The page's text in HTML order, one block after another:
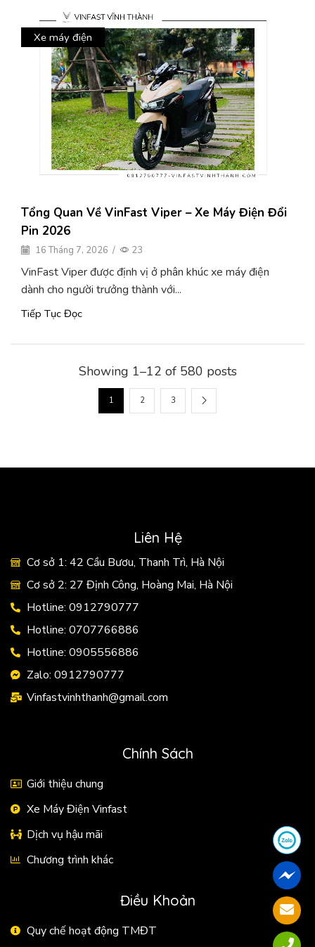
Xe máy điện
Tổng Quan Về VinFast Viper – Xe Máy Điện Đổi
Pin 2026
16 Tháng 7, 2026 / 23
VinFast Viper được định vị ở phân khúc xe máy điện
dành cho người trưởng thành với...
Tiếp Tục Đọc
Showing 1–12 of 580 posts
1 2 3
Liên Hệ
Cơ sở 1: 42 Cầu Bươu, Thanh Trì, Hà Nội
Cơ sở 2: 27 Định Công, Hoàng Mai, Hà Nội
Hotline: 0912790777
Hotline: 0707766886
Hotline: 0905556886
Zalo: 0912790777
Vinfastvinhthanh@gmail.com
Chính Sách
Giới thiệu chung
Xe Máy Điện Vinfast
Dịch vụ hậu mãi
Chương trình khác
Điều Khoản
Quy chế hoạt động TMĐT